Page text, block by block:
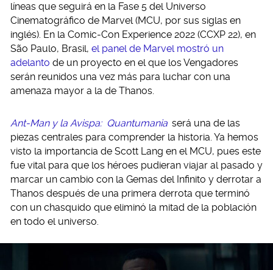
líneas que seguirá en la Fase 5 del Universo
Cinematográfico de Marvel (MCU, por sus siglas en
inglés). En la Comic-Con Experience 2022 (CCXP 22), en
São Paulo, Brasil, el panel de Marvel mostró un
adelanto de un proyecto en el que los Vengadores
serán reunidos una vez más para luchar con una
amenaza mayor a la de Thanos.
Ant-Man y la Avispa: Quantumania será una de las
piezas centrales para comprender la historia. Ya hemos
visto la importancia de Scott Lang en el MCU, pues este
fue vital para que los héroes pudieran viajar al pasado y
marcar un cambio con la Gemas del Infinito y derrotar a
Thanos después de una primera derrota que terminó
con un chasquido que eliminó la mitad de la población
en todo el universo.